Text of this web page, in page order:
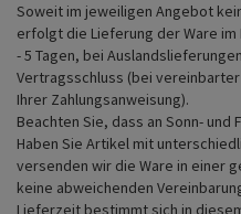
Soweit im jeweiligen Angebot
erfolgt die Lieferung der Ware im
- 5 Tagen, bei
Vertragsschluss (bei
Ihrer Zahlungsanweisung).
Beachten Sie, dass an Sonn-
Haben Sie Artikel mit
versenden wir die Ware in einer
keine abweichenden
Lieferzeit bestimmt sich in